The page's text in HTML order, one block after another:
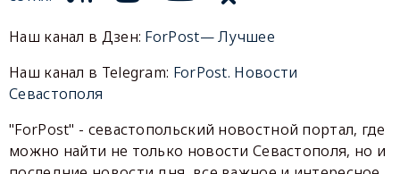
Наш канал в Дзен: ForPost— Лучшее
Наш канал в Telegram: ForPost. Новости
Севастополя
"ForPost" - севастопольский новостной портал, где
можно найти не только новости Севастополя, но и